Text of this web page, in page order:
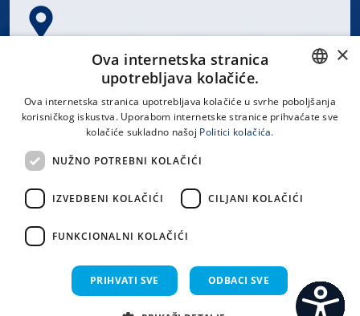
Spinčićeva 1, 21000 Split
LINKOVI
Uvjeti korištenja
CROATIAN
×
Ova internetska stranica
upotrebljava kolačiće.
Ova internetska stranica upotrebljava kolačiće u svrhe poboljšanja
korisničkog iskustva. Uporabom internetske stranice prihvaćate sve
kolačiće sukladno našoj Politici kolačića.
NUŽNO POTREBNI KOLAČIĆI
IZVEDBENI KOLAČIĆI CILJANI KOLAČIĆI
FUNKCIONALNI KOLAČIĆI
PRIHVATI SVE ODBACI SVE